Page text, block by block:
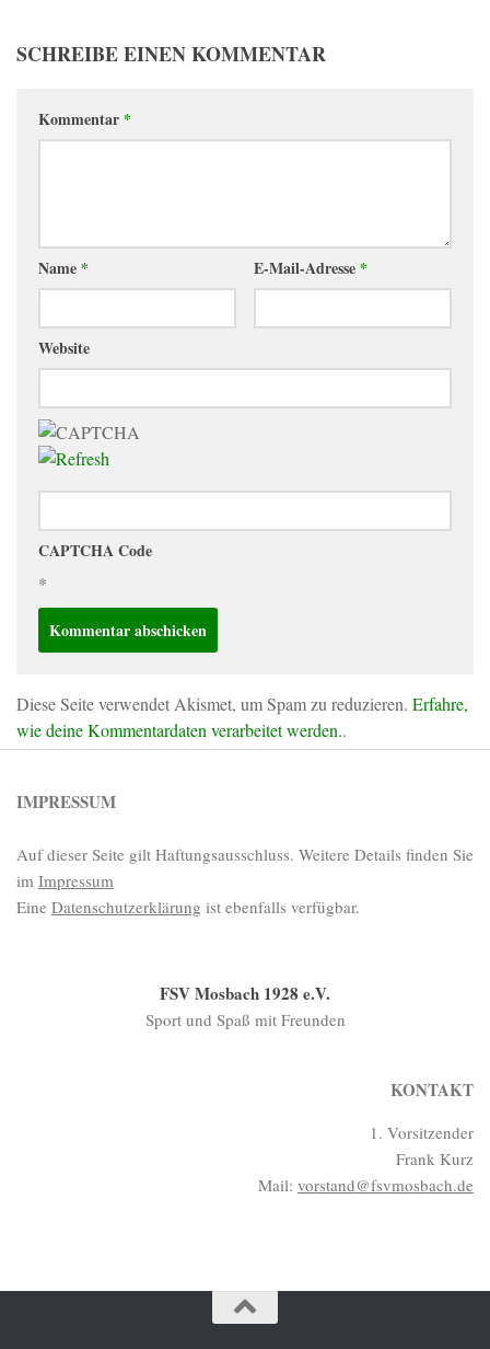
SCHREIBE EINEN KOMMENTAR
Kommentar *
Name * E-Mail-Adresse *
Website
CAPTCHA Code
*
Diese Seite verwendet Akismet, um Spam zu reduzieren. Erfahre,
wie deine Kommentardaten verarbeitet werden..
IMPRESSUM
Auf dieser Seite gilt Haftungsausschluss. Weitere Details finden Sie
im Impressum
Eine Datenschutzerklärung ist ebenfalls verfügbar.
FSV Mosbach 1928 e.V.
Sport und Spaß mit Freunden
KONTAKT
1. Vorsitzender
Frank Kurz
Mail: vorstand@fsvmosbach.de